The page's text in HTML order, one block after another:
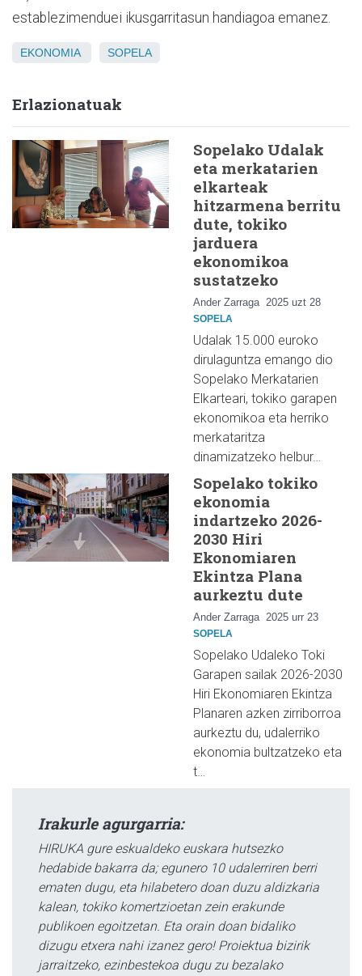
establezimenduei ikusgarritasun handiagoa emanez.
EKONOMIA SOPELA
Erlazionatuak
Sopelako Udalak
eta merkatarien
elkarteak
hitzarmena berritu
dute, tokiko
jarduera
ekonomikoa
sustatzeko
Ander Zarraga 2025 uzt 28
SOPELA
Udalak 15.000 euroko
dirulaguntza emango dio
Sopelako Merkatarien
Elkarteari, tokiko garapen
ekonomikoa eta herriko
merkataritza
dinamizatzeko helbur…
Sopelako tokiko
ekonomia
indartzeko 2026-
2030 Hiri
Ekonomiaren
Ekintza Plana
aurkeztu dute
Ander Zarraga 2025 urr 23
SOPELA
Sopelako Udaleko Toki
Garapen sailak 2026-2030
Hiri Ekonomiaren Ekintza
Planaren azken zirriborroa
aurkeztu du, udalerriko
ekonomia bultzatzeko eta
t…
Irakurle agurgarria:
HIRUKA gure eskualdeko euskara hutsezko
hedabide bakarra da; egunero 10 udalerriren berri
ematen dugu, eta hilabetero doan duzu aldizkaria
kalean, tokiko komertzioetan zein erakunde
publikoen egoitzetan. Eta orain doan bidaliko
dizugu etxera nahi izanez gero! Proiektua bizirik
jarraitzeko, ezinbestekoa dugu zu bezalako